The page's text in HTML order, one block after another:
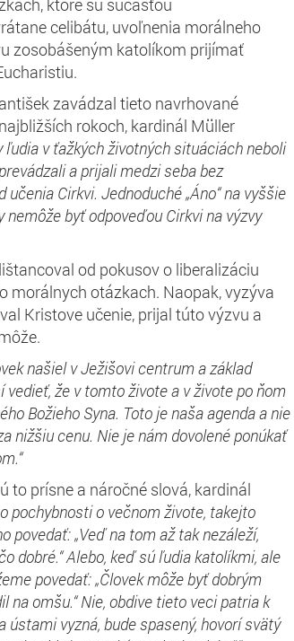
ktoré sú súčasťou
celibátu, uvoľnenia morálneho
zosobášeným katolíkom prijímať
zavádzal tieto navrhované
rokoch, kardinál Müller
ľudia v ťažkých životných situáciách neboli
a prijali medzi seba bez
učenia Cirkvi. Jednoduché„Áno“ na vyššie
byť odpoveďou Cirkvi na výzvy
od pokusov o liberalizáciu
morálnych otázkach. Naopak, vyzýva
Kristove učenie, prijal túto výzvu a
našielv Ježišovi centrum a základ
že v tomto živote a v živote po ňom
Božieho Syna. Toto je naša agenda a nie
nižšiu cenu. Nie je nám dovolené ponúkať
to prísne a náročné slová, kardinál
pochybnosti o večnom živote, takejto
povedať: „Veď na tom až tak nezáleží,
dobré.“ Alebo, keďsúľudia katolíkmi, ale
povedať: „Človek môže byť dobrým
na omšu.“ Nie, obdive tieto vecipatria k
ústami vyzná, bude spasený, hovorí svätý